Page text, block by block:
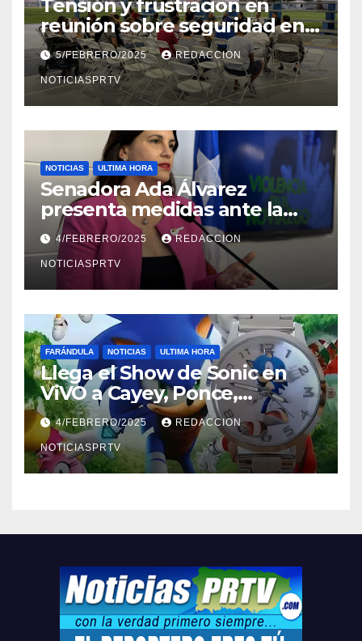
Tensión y frustración en
reunión sobre seguridad en
Reparto Metropolitano
5/FEBRERO/2025 REDACCION
NOTICIASPRTV
NOTICIAS ULTIMA HORA
Senadora Ada Álvarez
presenta medidas ante la
violencia en el noviazgo
4/FEBRERO/2025 REDACCION
NOTICIASPRTV
FARÁNDULA NOTICIAS ULTIMA HORA
Llega el Show de Sonic en
ViVO a Cayey, Ponce,
Barceloneta y Humacao,
Relojes gratis para el que
compre ahora….
4/FEBRERO/2025 REDACCION
NOTICIASPRTV